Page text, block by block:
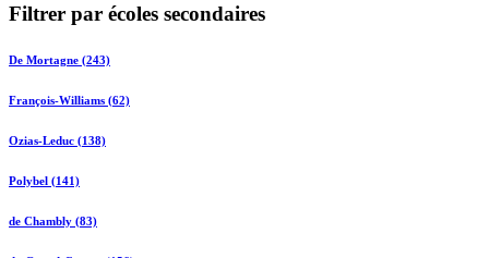
Filtrer par écoles secondaires
De Mortagne (243)
François-Williams (62)
Ozias-Leduc (138)
Polybel (141)
de Chambly (83)